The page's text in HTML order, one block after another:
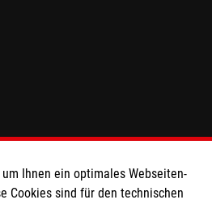
e.V.
Ihnen ein optimales Webseiten-
Cookies sind für den technischen